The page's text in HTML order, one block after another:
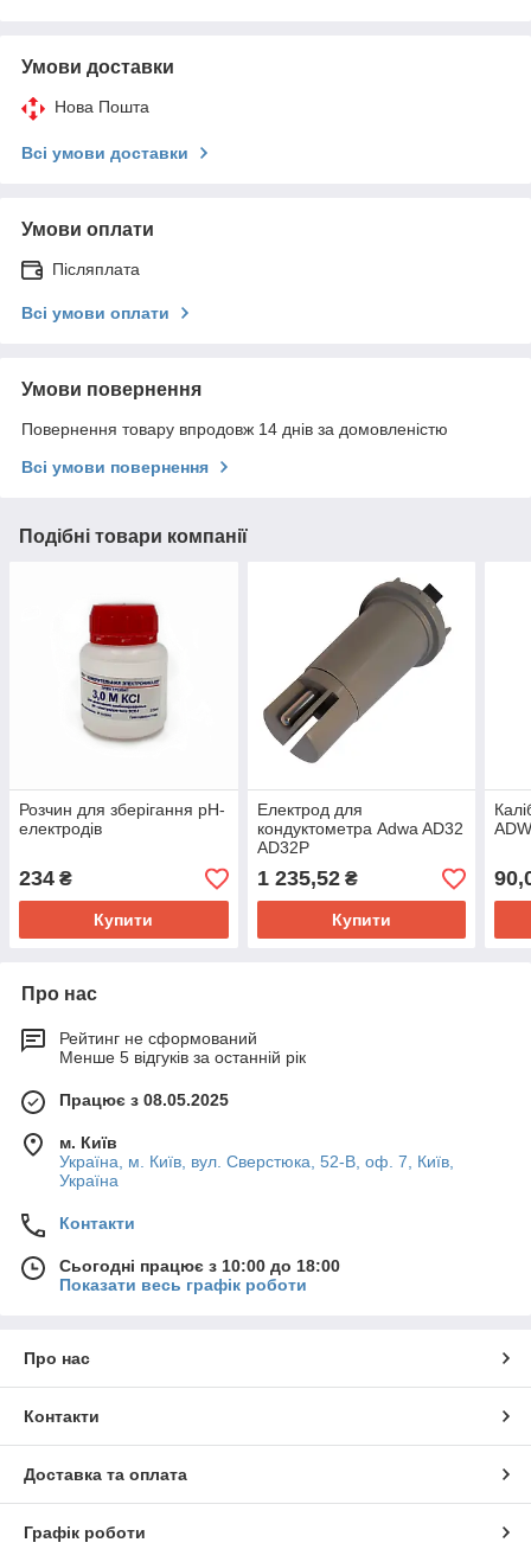
Умови доставки
Нова Пошта
Всі умови доставки
Умови оплати
Післяплата
Всі умови оплати
Умови повернення
Повернення товару впродовж 14 днів за домовленістю
Всі умови повернення
Подібні товари компанії
Розчин для зберігання рН-
електродів
234 ₴
Купити
Електрод для
кондуктометра Adwa AD32
AD32P
1 235,52₴
Купити
Про нас
Рейтинг не сформований
Менше 5 відгуків за останній рік
Працює з 08.05.2025
м. Київ
Україна, м. Київ, вул. Сверстюка, 52-В, оф. 7, Київ,
Україна
Контакти
Сьогодні працює з 10:00 до 18:00
Показати весь графік роботи
Про нас
Контакти
Доставка та оплата
Графік роботи